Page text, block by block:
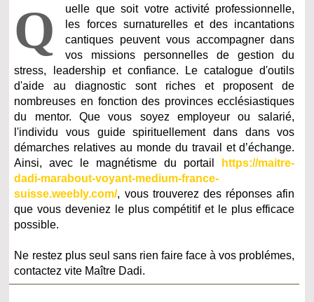
Q
uelle que soit votre activité professionnelle,
les forces surnaturelles et des incantations
cantiques peuvent vous accompagner dans
vos missions personnelles de gestion du
stress, leadership et confiance. Le catalogue d'outils
d'aide au diagnostic sont riches et proposent de
nombreuses en fonction des provinces ecclésiastiques
du mentor. Que vous soyez employeur ou salarié,
l'individu vous guide spirituellement dans dans vos
démarches relatives au monde du travail et d’échange.
Ainsi, avec le magnétisme du portail
https://maitre-
dadi-marabout-voyant-medium-france-
suisse.weebly.com/, vous trouverez des réponses afin
que vous deveniez le plus compétitif et le plus efficace
possible.
Ne restez plus seul sans rien faire face à vos problémes,
contactez vite Maître Dadi.